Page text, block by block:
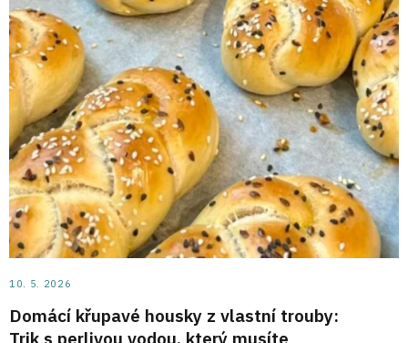
10. 5. 2026
Domácí křupavé housky z vlastní trouby:
Trik s perlivou vodou, který musíte